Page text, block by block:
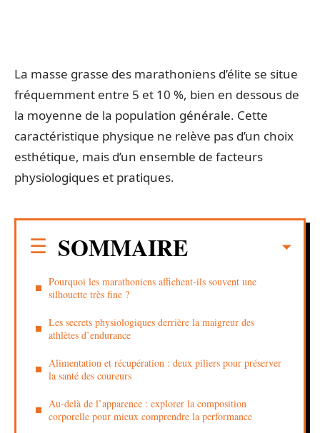
La masse grasse des marathoniens d’élite se situe
fréquemment entre 5 et 10 %, bien en dessous de
la moyenne de la population générale. Cette
caractéristique physique ne relève pas d’un choix
esthétique, mais d’un ensemble de facteurs
physiologiques et pratiques.
SOMMAIRE
Pourquoi les marathoniens affichent-ils souvent une
silhouette très fine ?
Les secrets physiologiques derrière la maigreur des
athlètes d’endurance
Alimentation et récupération : deux piliers pour préserver
la santé des coureurs
Au-delà de l’apparence : explorer la composition
corporelle pour mieux comprendre la performance